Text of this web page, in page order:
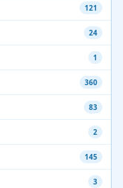
121
24
1
360
83
2
145
3